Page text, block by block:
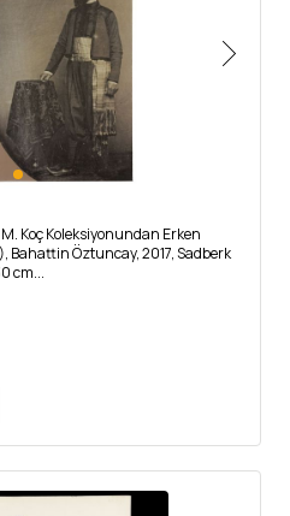
Koç Koleksiyonundan Erken
Bahattin Öztuncay, 2017, Sadberk
cm...